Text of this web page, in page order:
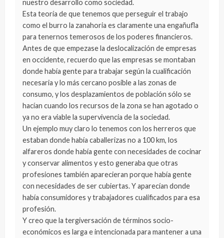
nuestro desarrollo como sociedad.
Esta teoría de que tenemos que perseguir el trabajo
como el burro la zanahoria es claramente una engañufla
para tenernos temerosos de los poderes financieros.
Antes de que empezase la deslocalización de empresas
en occidente, recuerdo que las empresas se montaban
donde había gente para trabajar según la cualificación
necesaria y lo más cercano posible a las zonas de
consumo, y los desplazamientos de población sólo se
hacían cuando los recursos de la zona se han agotado o
ya no era viable la supervivencia de la sociedad.
Un ejemplo muy claro lo tenemos con los herreros que
estaban donde había caballerizas no a 100 km, los
alfareros donde había gente con necesidades de cocinar
y conservar alimentos y esto generaba que otras
profesiones también aparecieran porque había gente
con necesidades de ser cubiertas. Y aparecían donde
había consumidores y trabajadores cualificados para esa
profesión.
Y creo que la tergiversación de términos socio-
económicos es larga e intencionada para mantener a una